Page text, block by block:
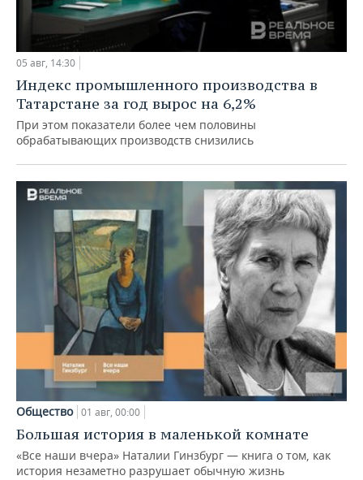
05 авг, 14:30
Индекс промышленного производства в
Татарстане за год вырос на 6,2%
При этом показатели более чем половины
обрабатывающих производств снизились
Общество 01 авг, 00:00
Большая история в маленькой комнате
«Все наши вчера» Наталии Гинзбург — книга о том, как
история незаметно разрушает обычную жизнь